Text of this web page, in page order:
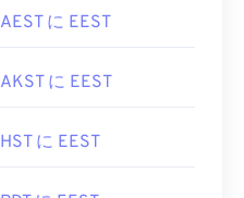
AEST に EEST
AKST に EEST
HST に EEST